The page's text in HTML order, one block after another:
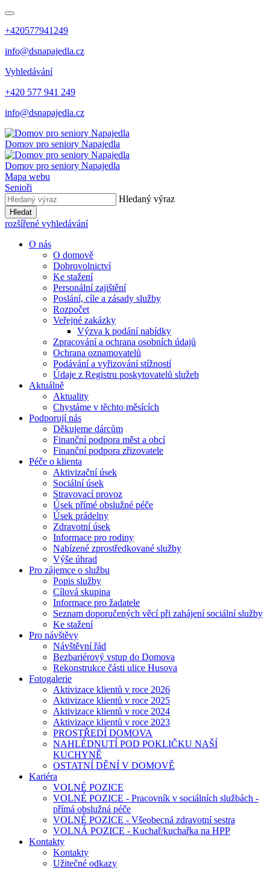
+420577941249
info@dsnapajedla.cz
Vyhledávání
+420 577 941 249
info@dsnapajedla.cz
Domov pro seniory Napajedla
Domov pro seniory Napajedla
Mapa webu
Senioři
Hledaný výraz
Hledat
rozšířené vyhledávání
O nás
O domově
Dobrovolnictví
Ke stažení
Personální zajištění
Poslání, cíle a zásady služby
Rozpočet
Veřejné zakázky
Výzva k podání nabídky
Zpracování a ochrana osobních údajů
Ochrana oznamovatelů
Podávání a vyřizování stížností
Údaje z Registru poskytovatelů služeb
Aktuálně
Aktuality
Chystáme v těchto měsících
Podporují nás
Děkujeme dárcům
Finanční podpora měst a obcí
Finanční podpora zřizovatele
Péče o klienta
Aktivizační úsek
Sociální úsek
Stravovací provoz
Úsek přímé obslužné péče
Úsek prádelny
Zdravotní úsek
Informace pro rodiny
Nabízené zprostředkované služby
Výše úhrad
Pro zájemce o službu
Popis služby
Cílová skupina
Informace pro žadatele
Seznam doporučených věcí při zahájení sociální služby
Ke stažení
Pro návštěvy
Návštěvní řád
Bezbariérový vstup do Domova
Rekonstrukce části ulice Husova
Fotogalerie
Aktivizace klientů v roce 2026
Aktivizace klientů v roce 2025
Aktivizace klientů v roce 2024
Aktivizace klientů v roce 2023
PROSTŘEDÍ DOMOVA
NAHLÉDNUTÍ POD POKLIČKU NAŠÍ
KUCHYNĚ
OSTATNÍ DĚNÍ V DOMOVĚ
Kariéra
VOLNÉ POZICE
VOLNÉ POZICE - Pracovník v sociálních službách -
přímá obslužná péče
VOLNÉ POZICE - Všeobecná zdravotní sestra
VOLNÁ POZICE - Kuchař/kuchařka na HPP
Kontakty
Kontakty
Užitečné odkazy